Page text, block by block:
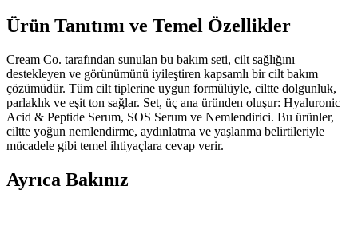
Ürün Tanıtımı ve Temel Özellikler
Cream Co. tarafından sunulan bu bakım seti, cilt sağlığını
destekleyen ve görünümünü iyileştiren kapsamlı bir cilt bakım
çözümüdür. Tüm cilt tiplerine uygun formülüyle, ciltte dolgunluk,
parlaklık ve eşit ton sağlar. Set, üç ana üründen oluşur: Hyaluronic
Acid & Peptide Serum, SOS Serum ve Nemlendirici. Bu ürünler,
ciltte yoğun nemlendirme, aydınlatma ve yaşlanma belirtileriyle
mücadele gibi temel ihtiyaçlara cevap verir.
Ayrıca Bakınız